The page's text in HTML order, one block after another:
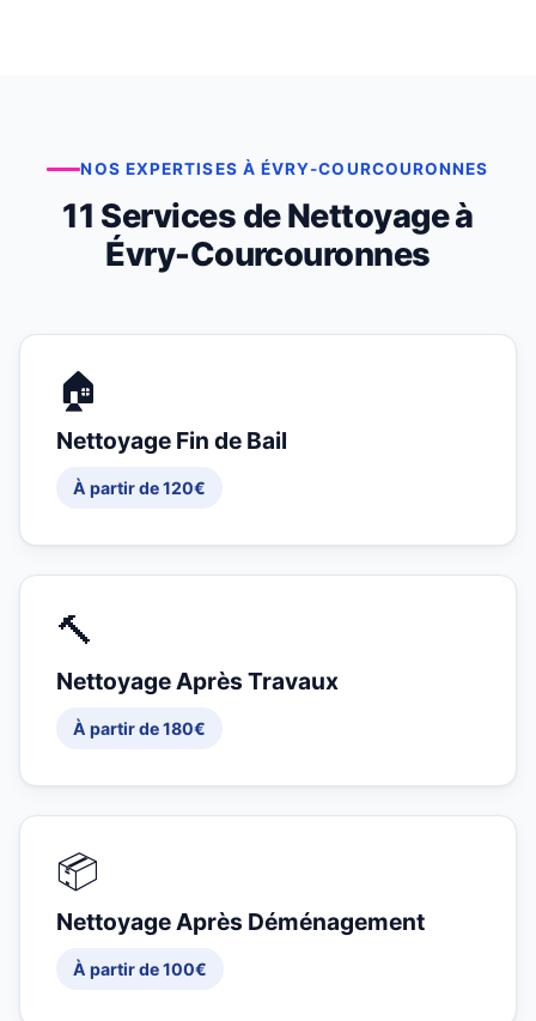
NOS EXPERTISES À ÉVRY-COURCOURONNES
11 Services de Nettoyage à
Évry-Courcouronnes
🏠
Nettoyage Fin de Bail
À partir de 120€
🔨
Nettoyage Après Travaux
À partir de 180€
📦
Nettoyage Après Déménagement
À partir de 100€